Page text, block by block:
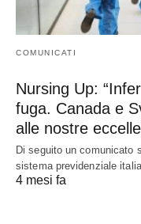
COMUNICATI
Nursing Up:
fuga. Canada e
alle nostre
Di seguito un comunicato
sistema previdenziale
4 mesi fa